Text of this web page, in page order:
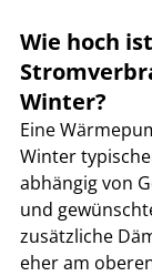
Wie hoch
Winter?
Eine
Winter
abhängig von
und
zusätzliche
eher am